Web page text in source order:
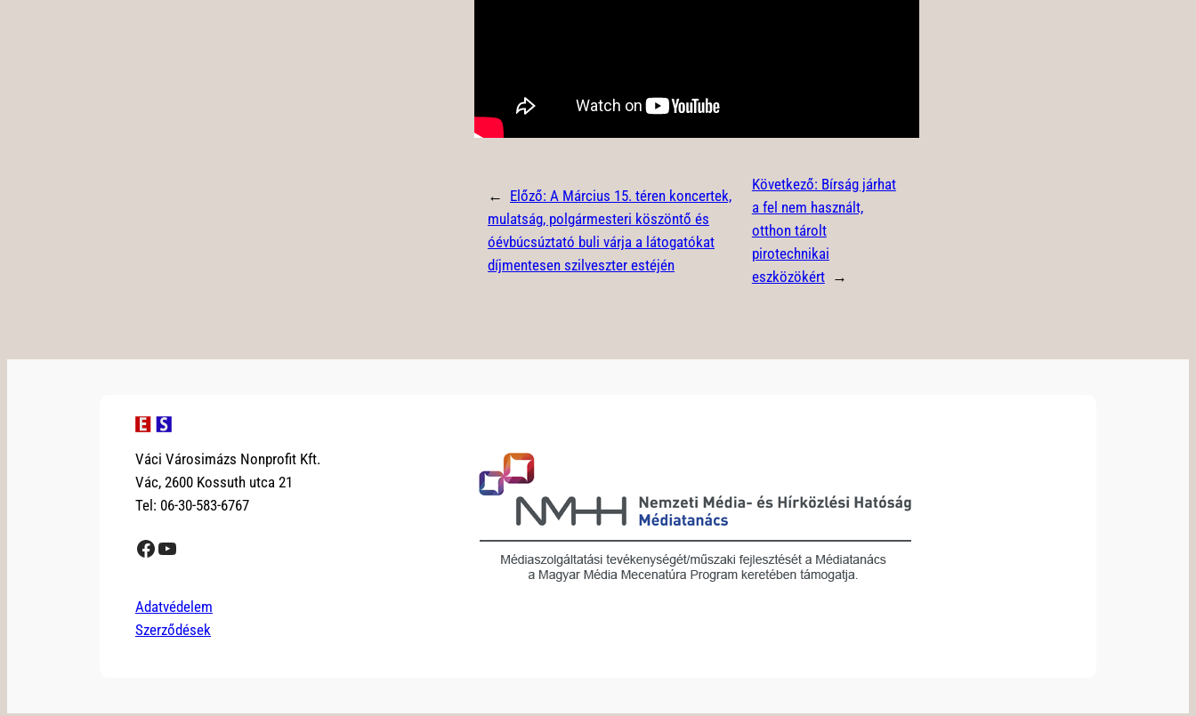
← Előző: A Március 15. téren koncertek,
mulatság, polgármesteri köszöntő és
óévbúcsúztató buli várja a látogatókat
díjmentesen szilveszter estéjén
Következő: Bírság járhat
a fel nem használt,
otthon tárolt
pirotechnikai
eszközökért →
Váci Városimázs Nonprofit Kft.
Vác, 2600 Kossuth utca 21
Tel: 06-30-583-6767
Facebook YouTube
Adatvédelem
Szerződések